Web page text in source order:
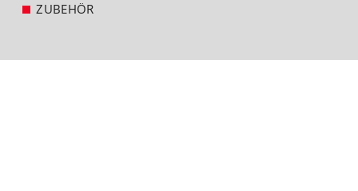
ZUBEHÖR